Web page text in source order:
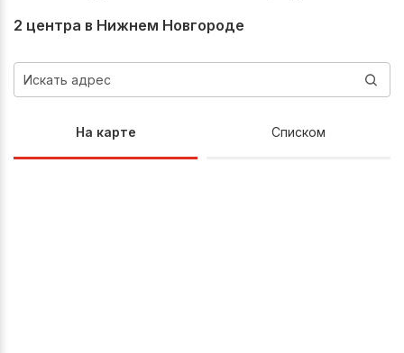
2 центра в Нижнем Новгороде
На карте Списком